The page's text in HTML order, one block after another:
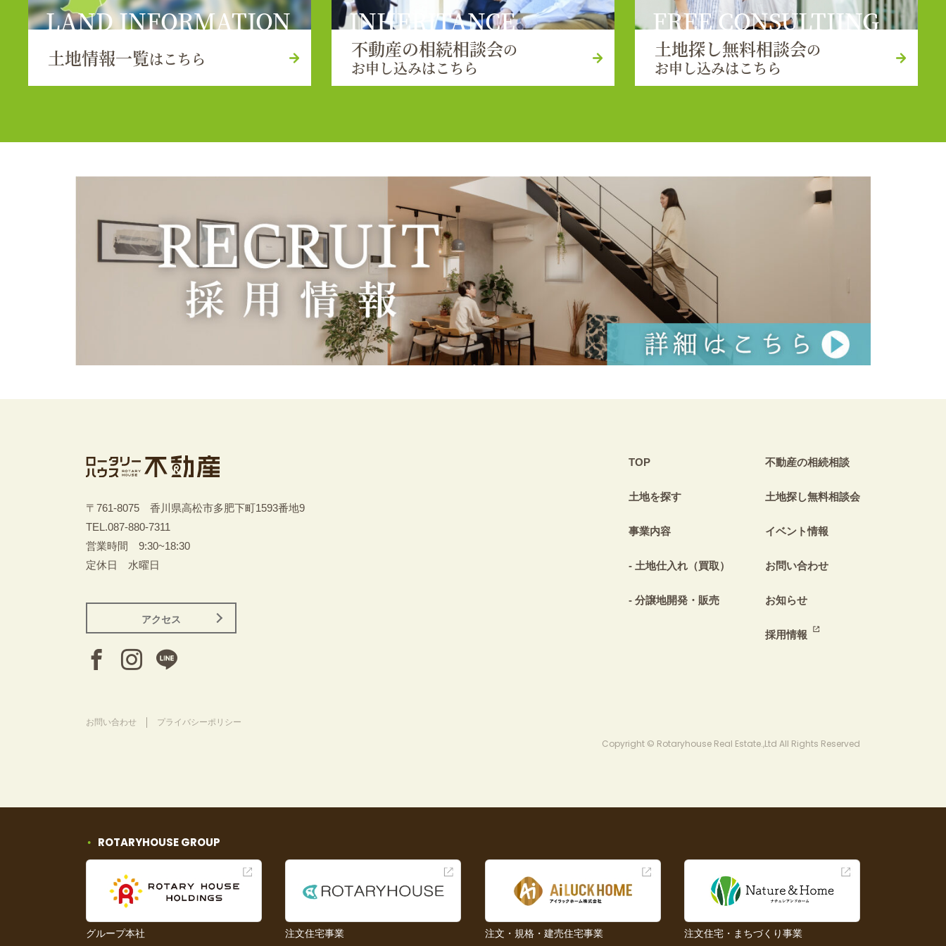
LAND INFORMATION
土地情報一覧はこちら
INHERITANCE
不動産の相続相談会の
お申し込みはこちら
FREE CONSULTIING
土地探し無料相談会の
お申し込みはこちら
TOP
土地を探す
事業内容
土地仕入れ（買取）
分譲地開発・販売
不動産の相続相談
土地探し無料相談会
イベント情報
お問い合わせ
お知らせ
採用情報
〒761-8075 香川県高松市多肥下町1593番地9
TEL.087-880-7311
営業時間 9:30~18:30
定休日 水曜日
アクセス
お問い合わせ プライバシーポリシー
Copyright © Rotaryhouse Real Estate.,Ltd All Rights Reserved
ROTARYHOUSE GROUP
グループ本社 注文住宅事業 注文・規格・建売住宅事業 注文住宅・まちづくり事業